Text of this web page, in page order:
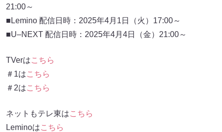
21:00～
■Lemino 配信日時：2025年4月1日（火）17:00～
■U–NEXT 配信日時：2025年4月4日（金）21:00～
TVerはこちら
＃1はこちら
＃2はこちら
ネットもテレ東はこちら
Leminoはこちら